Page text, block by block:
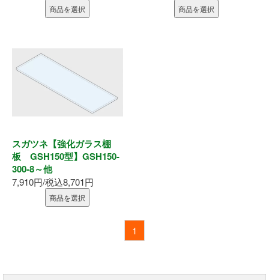
商品を選択 商品を選択
スガツネ【強化ガラス棚
板 GSH150型】GSH150-
300-8～他
7,910円/税込8,701円
商品を選択
1